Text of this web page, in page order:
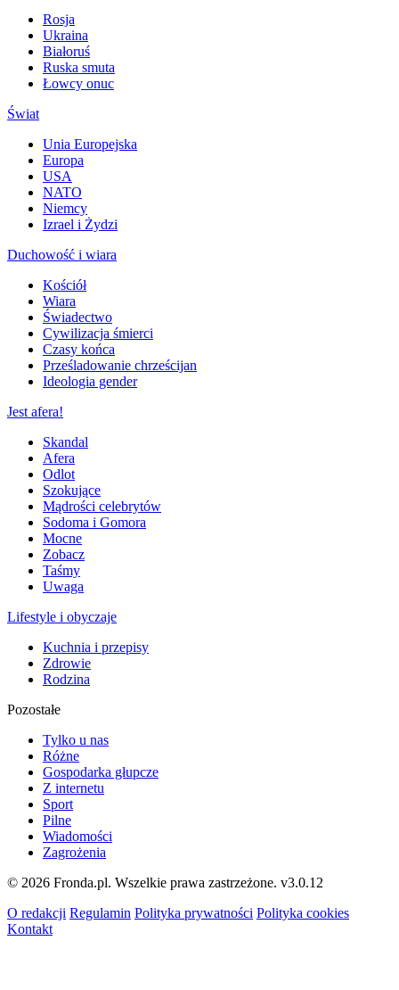
Rosja
Ukraina
Białoruś
Ruska smuta
Łowcy onuc
Świat
Unia Europejska
Europa
USA
NATO
Niemcy
Izrael i Żydzi
Duchowość i wiara
Kościół
Wiara
Świadectwo
Cywilizacja śmierci
Czasy końca
Prześladowanie chrześcijan
Ideologia gender
Jest afera!
Skandal
Afera
Odlot
Szokujące
Mądrości celebrytów
Sodoma i Gomora
Mocne
Zobacz
Taśmy
Uwaga
Lifestyle i obyczaje
Kuchnia i przepisy
Zdrowie
Rodzina
Pozostałe
Tylko u nas
Różne
Gospodarka głupcze
Z internetu
Sport
Pilne
Wiadomości
Zagrożenia
© 2026 Fronda.pl. Wszelkie prawa zastrzeżone. v3.0.12
O redakcji Regulamin Polityka prywatności Polityka cookies
Kontakt